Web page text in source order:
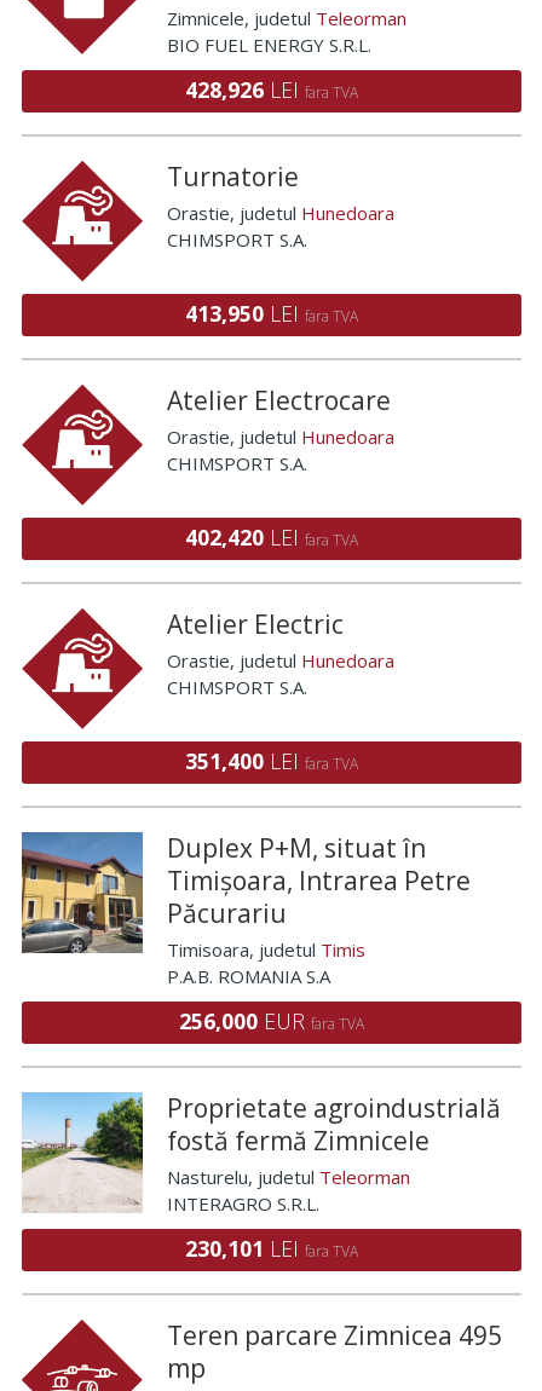
Zimnicele, judetul Teleorman
BIO FUEL ENERGY S.R.L.
428,926 LEI fara TVA
Turnatorie
Orastie, judetul Hunedoara
CHIMSPORT S.A.
413,950 LEI fara TVA
Atelier Electrocare
Orastie, judetul Hunedoara
CHIMSPORT S.A.
402,420 LEI fara TVA
Atelier Electric
Orastie, judetul Hunedoara
CHIMSPORT S.A.
351,400 LEI fara TVA
Duplex P+M, situat în
Timișoara, Intrarea Petre
Păcurariu
Timisoara, judetul Timis
P.A.B. ROMANIA S.A
256,000 EUR fara TVA
Proprietate agroindustrială
fostă fermă Zimnicele
Nasturelu, judetul Teleorman
INTERAGRO S.R.L.
230,101 LEI fara TVA
Teren parcare Zimnicea 495
mp